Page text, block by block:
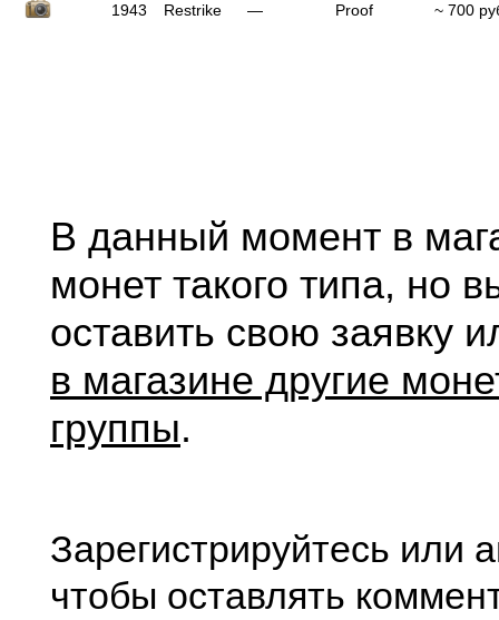
1943 Restrike — Proof ~ 700
В данный момент в
монет такого типа, но
оставить свою заявку
в магазине другие
группы.
Зарегистрируйтесь или
чтобы оставлять